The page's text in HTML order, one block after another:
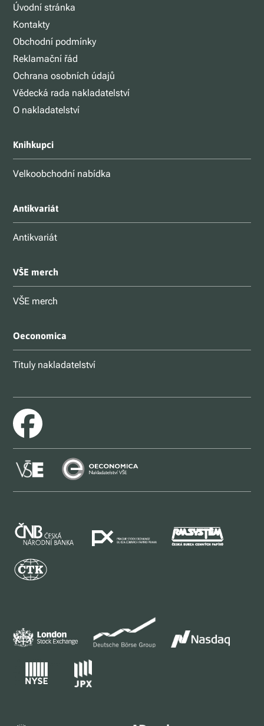
Úvodní stránka
Kontakty
Obchodní podmínky
Reklamační řád
Ochrana osobních údajů
Vědecká rada nakladatelství
O nakladatelství
Knihkupci
Velkoobchodní nabídka
Antikvariát
Antikvariát
VŠE merch
VŠE merch
Oeconomica
Tituly nakladatelství